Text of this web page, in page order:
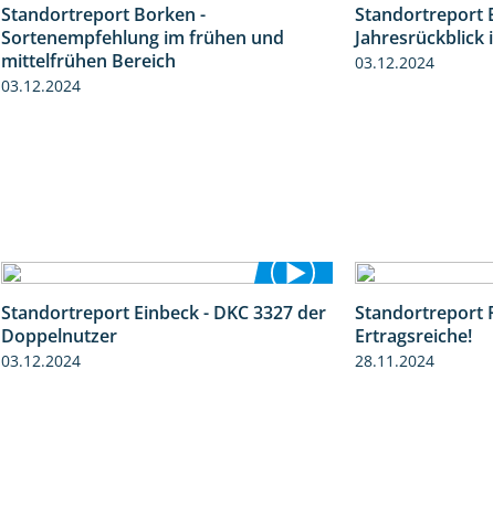
Standortreport Borken -
Sortenempfehlung im frühen und
mittelfrühen Bereich
03.12.2024
Standortreport
Jahresrückblick
03.12.2024
1:29
Standortreport Einbeck - DKC 3327 der
Doppelnutzer
03.12.2024
Standortreport
Ertragsreiche!
28.11.2024